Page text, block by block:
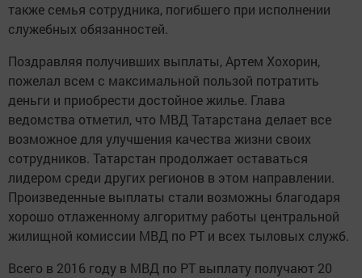
также семья сотрудника, погибшего при исполнении
служебных обязанностей.
Поздравляя получивших выплаты, Артем Хохорин,
пожелал всем с максимальной пользой потратить
деньги и приобрести достойное жилье. Глава
ведомства отметил, что МВД Татарстана делает все
возможное для улучшения качества жизни своих
сотрудников. Татарстан продолжает оставаться
лидером среди других регионов в этом направлении.
Произведенные выплаты стали возможны благодаря
хорошо отлаженному алгоритму работы центральной
жилищной комиссии МВД по РТ и всех тыловых служб.
Всего в 2016 году в МВД по РТ выплату получают 20